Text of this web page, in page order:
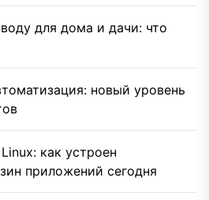
для дома и дачи: что
новый уровень
как устроен
приложений сегодня